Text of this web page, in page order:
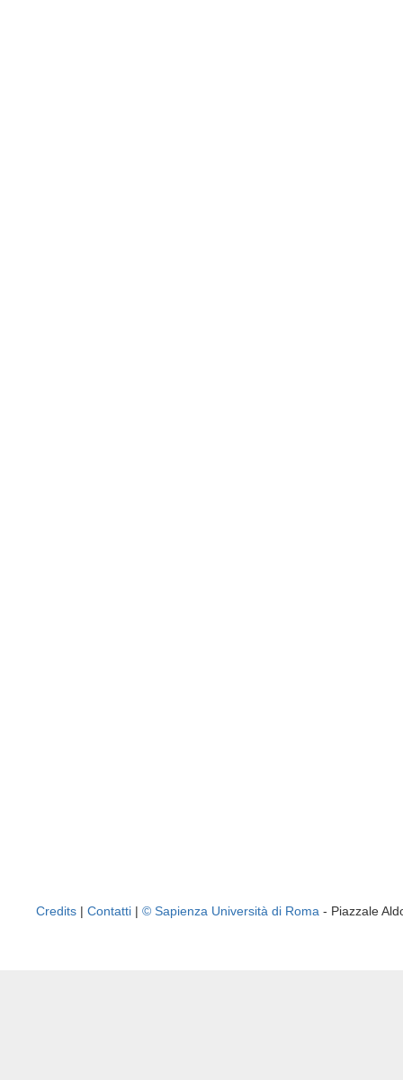
Credits | Contatti | © Sapienza Università di Roma - Piazzale